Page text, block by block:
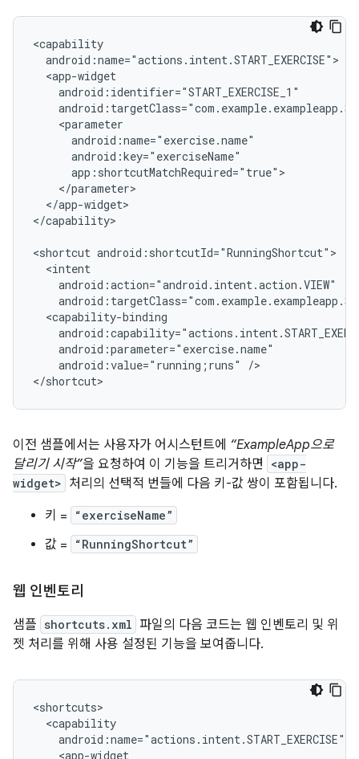
</app-widget>
</capability>
<shortcut
android:value="running;runs"
/>
이전 샘플에서는 사용자가 어시스턴트에 “ExampleApp으로
달리기 시작”을 요청하여 이 기능을 트리거하면
<app-
widget> 처리의 선택적 번들에 다음 키-값 쌍이 포함됩니다.
키 =
“exerciseName”
값 = “RunningShortcut”
웹 인벤토리
샘플 shortcuts.xml 파일의 다음 코드는 웹 인벤토리 및 위
젯 처리를 위해 사용 설정된 기능을 보여줍니다.